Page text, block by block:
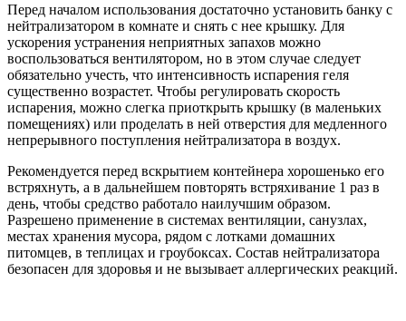
Перед началом использования достаточно установить банку с
нейтрализатором в комнате и снять с нее крышку. Для
ускорения устранения неприятных запахов можно
воспользоваться вентилятором, но в этом случае следует
обязательно учесть, что интенсивность испарения геля
существенно возрастет. Чтобы регулировать скорость
испарения, можно слегка приоткрыть крышку (в маленьких
помещениях) или проделать в ней отверстия для медленного
непрерывного поступления нейтрализатора в воздух.
Рекомендуется перед вскрытием контейнера хорошенько его
встряхнуть, а в дальнейшем повторять встряхивание 1 раз в
день, чтобы средство работало наилучшим образом.
Разрешено применение в системах вентиляции, санузлах,
местах хранения мусора, рядом с лотками домашних
питомцев, в теплицах и гроубоксах. Состав нейтрализатора
безопасен для здоровья и не вызывает аллергических реакций.